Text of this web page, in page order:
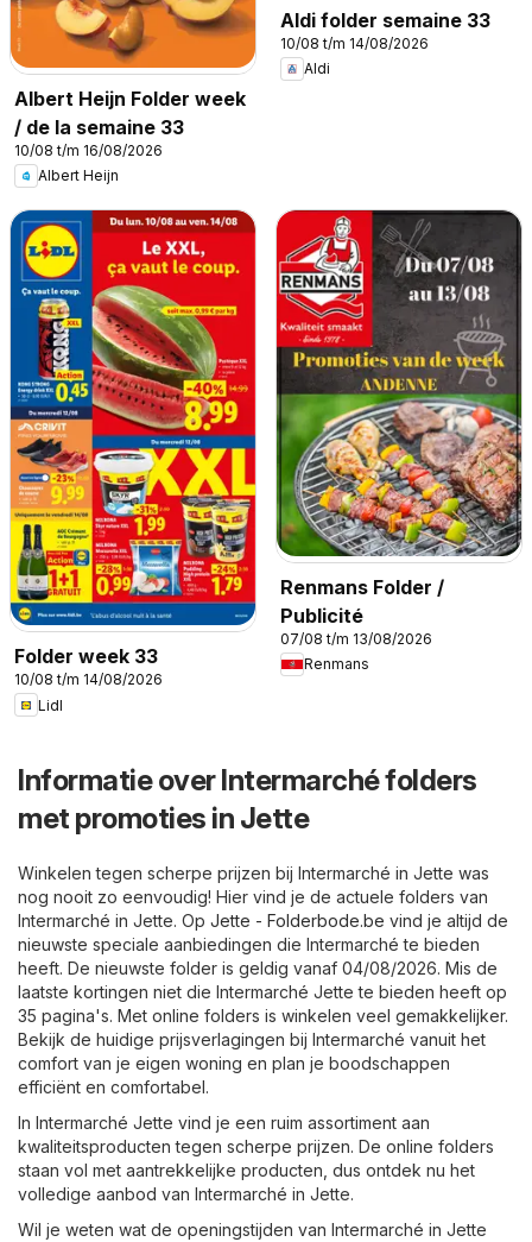
Albert Heijn Folder week
/ de la semaine 33
10/08 t/m 16/08/2026
Albert Heijn
Aldi folder semaine 33
10/08 t/m 14/08/2026
Aldi
Folder week 33
10/08 t/m 14/08/2026
Lidl
Renmans Folder /
Publicité
07/08 t/m 13/08/2026
Renmans
Informatie over Intermarché folders
met promoties in Jette
Winkelen tegen scherpe prijzen bij Intermarché in Jette was
nog nooit zo eenvoudig! Hier vind je de actuele folders van
Intermarché in Jette. Op Jette - Folderbode.be vind je altijd de
nieuwste speciale aanbiedingen die Intermarché te bieden
heeft. De nieuwste folder is geldig vanaf 04/08/2026. Mis de
laatste kortingen niet die Intermarché Jette te bieden heeft op
35 pagina's. Met online folders is winkelen veel gemakkelijker.
Bekijk de huidige prijsverlagingen bij Intermarché vanuit het
comfort van je eigen woning en plan je boodschappen
efficiënt en comfortabel.
In Intermarché Jette vind je een ruim assortiment aan
kwaliteitsproducten tegen scherpe prijzen. De online folders
staan vol met aantrekkelijke producten, dus ontdek nu het
volledige aanbod van Intermarché in Jette.
Wil je weten wat de openingstijden van Intermarché in Jette